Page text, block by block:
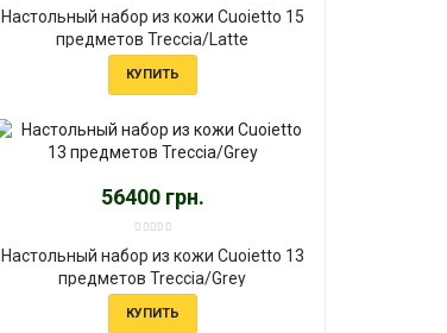
Настольный набор из кожи Cuoietto 15
предметов Treccia/Latte
КУПИТЬ
56400 грн.
Настольный набор из кожи Cuoietto 13
предметов Treccia/Grey
КУПИТЬ